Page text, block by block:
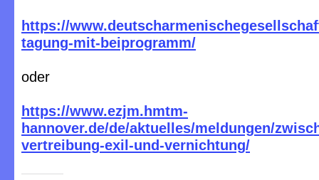
https://
tagung-mit-beiprogramm/
oder
https://www.ezjm.hmtm-
hannover.de/de/aktuelles/meldungen/
vertreibung-exil-und-vernichtung/